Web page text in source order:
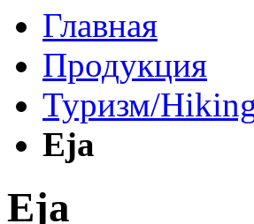
Главная
Продукция
Туризм/
Eja
Eja